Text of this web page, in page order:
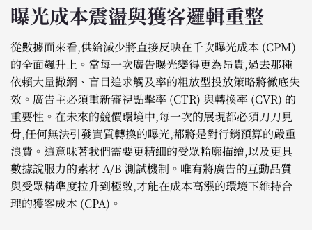
曝光成本震盪與獲客邏輯重整
從數據面來看,供給減少將直接反映在千次曝光成本 (CPM)
的全面飆升上。當每一次廣告曝光變得更為昂貴,過去那種
依賴大量撒網、盲目追求觸及率的粗放型投放策略將徹底失
效。廣告主必須重新審視點擊率 (CTR) 與轉換率 (CVR) 的
重要性。在未來的競價環境中,每一次的展現都必須刀刀見
骨,任何無法引發實質轉換的曝光,都將是對行銷預算的嚴重
浪費。這意味著我們需要更精細的受眾輪廓描繪,以及更具
數據說服力的素材 A/B 測試機制。唯有將廣告的互動品質
與受眾精準度拉升到極致,才能在成本高漲的環境下維持合
理的獲客成本 (CPA)。